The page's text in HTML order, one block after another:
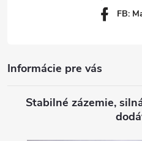
FB:
Informácie pre vás
Stabilné zázemie,